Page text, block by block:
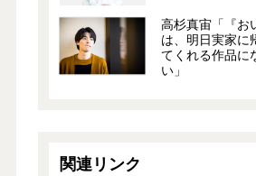
高杉真宙「『お
は、明日実家に
てくれる作品に
い」
関連リンク